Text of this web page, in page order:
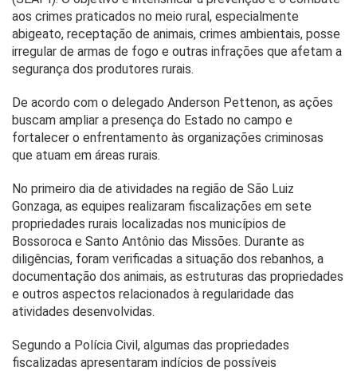
aos crimes praticados no meio rural, especialmente
abigeato, receptação de animais, crimes ambientais, posse
irregular de armas de fogo e outras infrações que afetam a
segurança dos produtores rurais.
De acordo com o delegado Anderson Pettenon, as ações
buscam ampliar a presença do Estado no campo e
fortalecer o enfrentamento às organizações criminosas
que atuam em áreas rurais.
No primeiro dia de atividades na região de São Luiz
Gonzaga, as equipes realizaram fiscalizações em sete
propriedades rurais localizadas nos municípios de
Bossoroca e Santo Antônio das Missões. Durante as
diligências, foram verificadas a situação dos rebanhos, a
documentação dos animais, as estruturas das propriedades
e outros aspectos relacionados à regularidade das
atividades desenvolvidas.
Segundo a Polícia Civil, algumas das propriedades
fiscalizadas apresentaram indícios de possíveis